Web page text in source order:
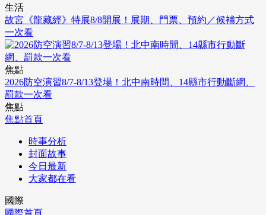
生活
故宮《龍藏經》特展8/8開展！展期、門票、預約／候補方式
一次看
焦點
2026防空演習8/7-8/13登場！北中南時間、14縣市行動斷網、
罰款一次看
焦點
焦點首頁
時事分析
封面故事
今日最新
大家都在看
國際
國際首頁